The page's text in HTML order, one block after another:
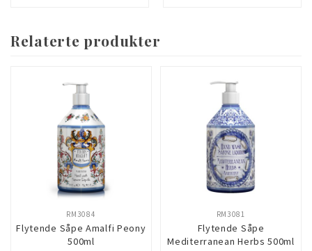
Relaterte produkter
Flytende Såpe Amalfi Peony
500ml
RM3084
Flytende Såpe
Mediterranean Herbs 500ml
RM3081